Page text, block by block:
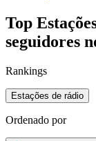
Top
seguidores
Rankings
Estações de rádio
Ordenado por